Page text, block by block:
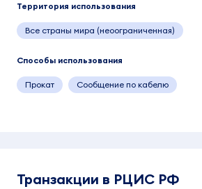
Территория использования
Все страны мира (неоограниченная)
Способы использования
Прокат Сообщение по кабелю
Транзакции в РЦИС РФ